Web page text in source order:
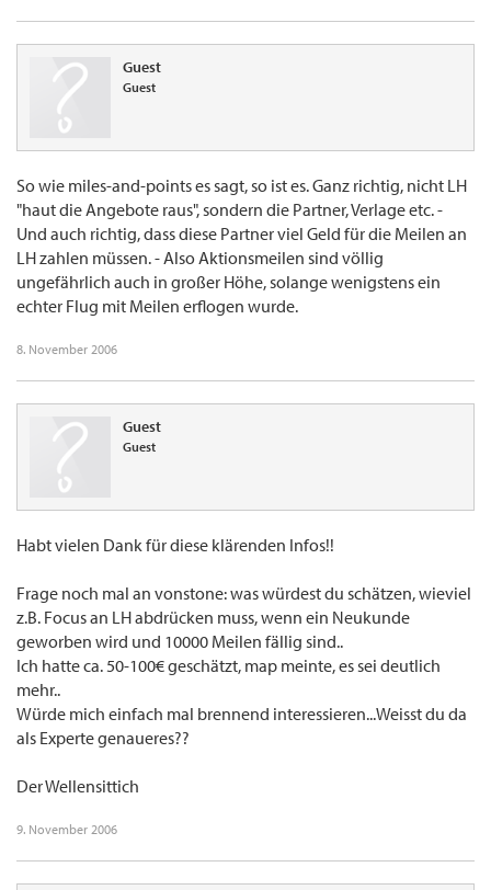
Guest
Guest
So wie miles-and-points es sagt, so ist es. Ganz richtig, nicht LH
"haut die Angebote raus", sondern die Partner, Verlage etc. -
Und auch richtig, dass diese Partner viel Geld für die Meilen an
LH zahlen müssen. - Also Aktionsmeilen sind völlig
ungefährlich auch in großer Höhe, solange wenigstens ein
echter Flug mit Meilen erflogen wurde.
8. November 2006
Guest
Guest
Habt vielen Dank für diese klärenden Infos!!
Frage noch mal an vonstone: was würdest du schätzen, wieviel
z.B. Focus an LH abdrücken muss, wenn ein Neukunde
geworben wird und 10000 Meilen fällig sind..
Ich hatte ca. 50-100€ geschätzt, map meinte, es sei deutlich
mehr..
Würde mich einfach mal brennend interessieren...Weisst du da
als Experte genaueres??
Der Wellensittich
9. November 2006